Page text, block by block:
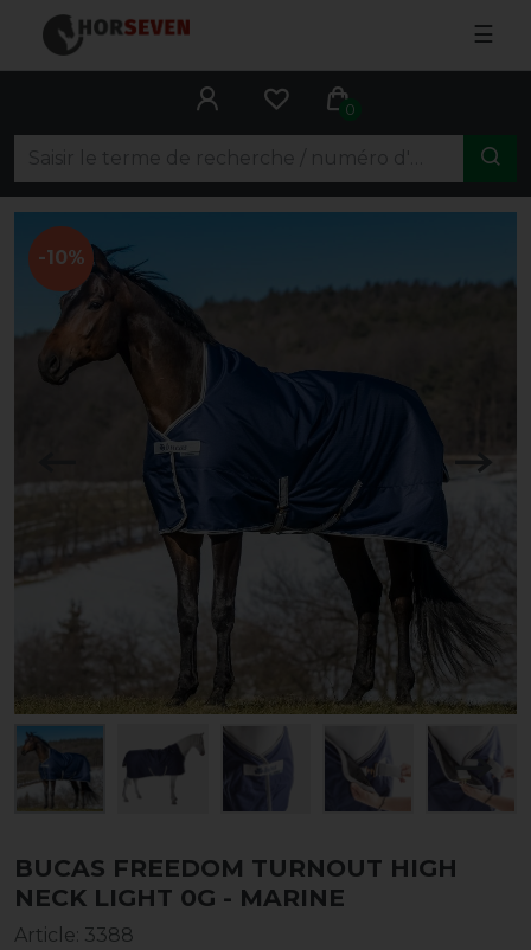
☰
0
-10%
BUCAS FREEDOM TURNOUT HIGH
NECK LIGHT 0G - MARINE
Article: 3388